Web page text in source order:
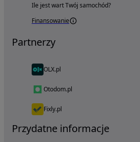
Ile jest wart Twój samochód?
Finansowanie
Partnerzy
OLX.pl
Otodom.pl
Fixly.pl
Przydatne informacje